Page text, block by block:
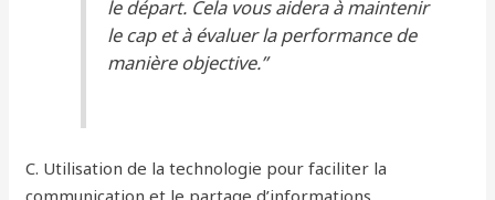
le départ. Cela vous aidera à maintenir
le cap et à évaluer la performance de
manière objective.”
C. Utilisation de la technologie pour faciliter la